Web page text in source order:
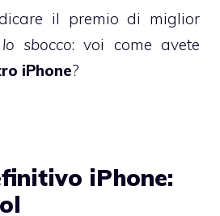
il premio di miglior
sbocco: voi come avete
iPhone?
iPhone: